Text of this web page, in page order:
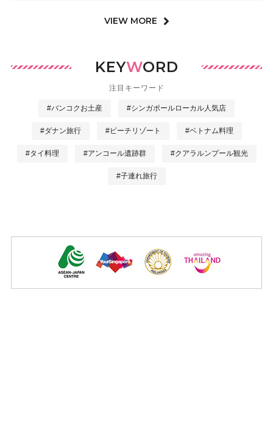
VIEW MORE
KEYWORD
注目キーワード
#バンコクお土産 #シンガポールローカル人気店
#ダナン旅行 #ビーチリゾート #ベトナム料理
#タイ料理 #アンコール遺跡群 #クアラルンプール観光
#子連れ旅行